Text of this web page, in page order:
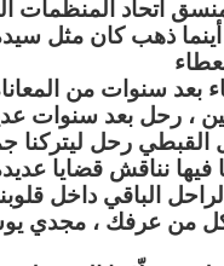
اتحاد المنظمات
أينما ذهب كان مثل
بعد سنوات من
، رحل بعد سنوات
القبطي رحل ليتركنا
فيها نناقش قضايا
الباقي داخل
من عرفك ، مجدي